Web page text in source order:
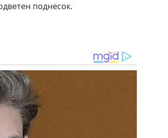
поднесок.